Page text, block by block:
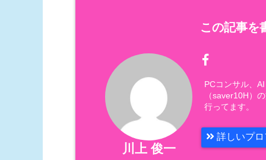
この記事を
川上 俊一
PCコンサル、
（saver10H）
行ってます。
詳しいプ